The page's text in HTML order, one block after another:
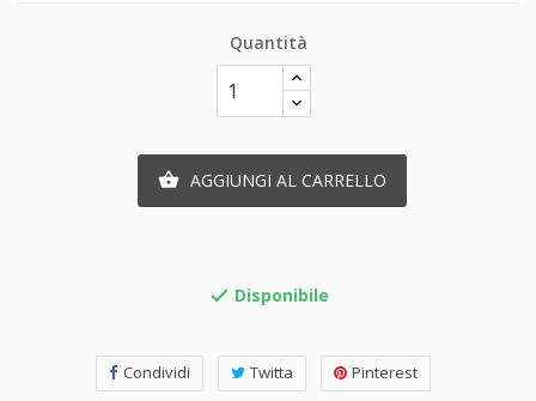
Quantità
 AGGIUNGI AL CARRELLO
 Disponibile
Condividi Twitta Pinterest